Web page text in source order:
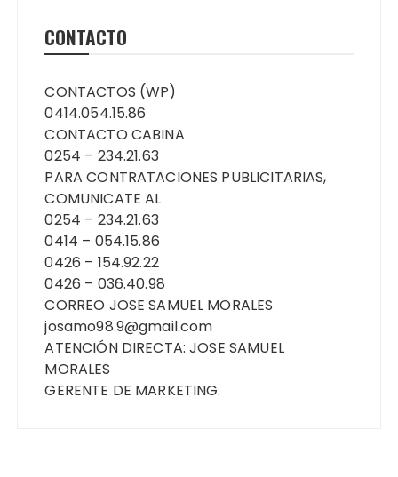
CONTACTO
CONTACTOS (WP)
0414.054.15.86
CONTACTO CABINA
0254 – 234.21.63
PARA CONTRATACIONES PUBLICITARIAS,
COMUNICATE AL
0254 – 234.21.63
0414 – 054.15.86
0426 – 154.92.22
0426 – 036.40.98
CORREO JOSE SAMUEL MORALES
josamo98.9@gmail.com
ATENCIÓN DIRECTA: JOSE SAMUEL
MORALES
GERENTE DE MARKETING.